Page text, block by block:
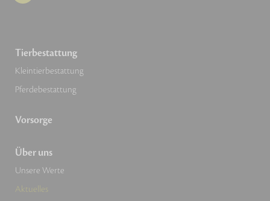
Tierbestattung
Kleintierbestattung
Pferdebestattung
Vorsorge
Über uns
Unsere Werte
Aktuelles